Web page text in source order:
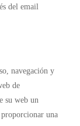
del email
navegación y
de
su web un
una